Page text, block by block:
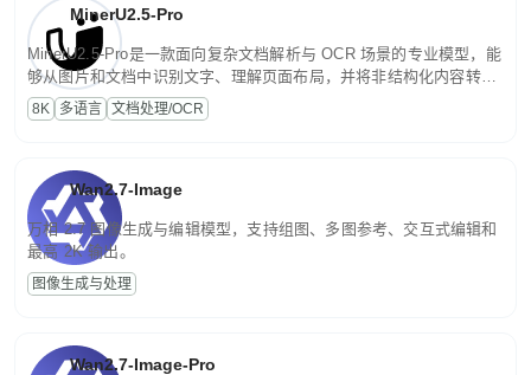
MinerU2.5-Pro
MinerU2.5-Pro是一款面向复杂文档解析与 OCR 场景的专业模型，能
够从图片和文档中识别文字、理解页面布局，并将非结构化内容转换
为便于存储、检索和二次处理的结构化结果。
8K 多语言 文档处理/OCR
Wan2.7-Image
万相 2.7 图像生成与编辑模型，支持组图、多图参考、交互式编辑和
最高 2K 输出。
图像生成与处理
Wan2.7-Image-Pro